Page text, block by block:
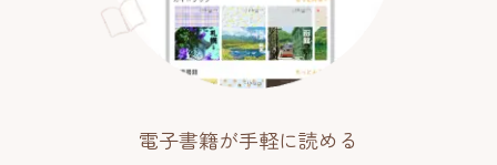
電子書籍が手軽に読める